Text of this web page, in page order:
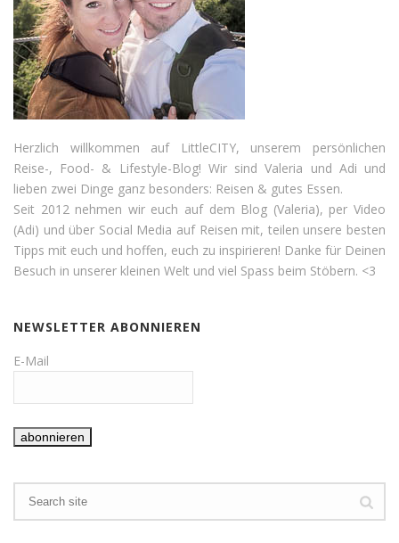
Herzlich willkommen auf LittleCITY, unserem persönlichen
Reise-, Food- & Lifestyle-Blog! Wir sind Valeria und Adi und
lieben zwei Dinge ganz besonders: Reisen & gutes Essen.
Seit 2012 nehmen wir euch auf dem Blog (Valeria), per Video
(Adi) und über Social Media auf Reisen mit, teilen unsere besten
Tipps mit euch und hoffen, euch zu inspirieren! Danke für Deinen
Besuch in unserer kleinen Welt und viel Spass beim Stöbern. <3
NEWSLETTER ABONNIEREN
E-Mail